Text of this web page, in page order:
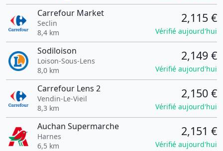
Carrefour Market
Seclin
8,4 km
2,115 €
Vérifié aujourd'hui
Sodiloison
Loison-Sous-Lens
8,0 km
2,149 €
Vérifié aujourd'hui
Carrefour Lens 2
Vendin-Le-Vieil
8,3 km
2,150 €
Vérifié aujourd'hui
Auchan Supermarche
Harnes
6,5 km
2,151 €
Vérifié aujourd'hui